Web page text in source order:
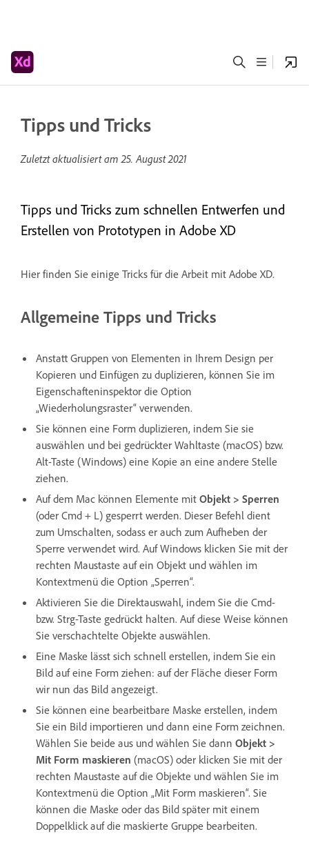
Tipps und Tricks
Zuletzt aktualisiert am25. August 2021
Tipps und Tricks zum schnellen Entwerfen und
Erstellen von Prototypen in Adobe XD
Hier finden Sie einige Tricks für die Arbeit mit Adobe XD.
Allgemeine Tipps und Tricks
Anstatt Gruppen von Elementen in Ihrem Design per
Kopieren und Einfügen zu duplizieren, können Sie im
Eigenschafteninspektor die Option
„Wiederholungsraster“ verwenden.
Sie können eine Form duplizieren, indem Sie sie
auswählen und bei gedrückter Wahltaste (macOS) bzw.
Alt-Taste (Windows) eine Kopie an eine andere Stelle
ziehen.
Auf dem Mac können Elemente mit Objekt > Sperren
(oder Cmd + L) gesperrt werden. Dieser Befehl dient
zum Umschalten, sodass er auch zum Aufheben der
Sperre verwendet wird. Auf Windows klicken Sie mit der
rechten Maustaste auf ein Objekt und wählen im
Kontextmenü die Option „Sperren“.
Aktivieren Sie die Direktauswahl, indem Sie die Cmd-
bzw. Strg-Taste gedrückt halten. Auf diese Weise können
Sie verschachtelte Objekte auswählen.
Eine Maske lässt sich schnell erstellen, indem Sie ein
Bild auf eine Form ziehen: auf der Fläche dieser Form
wir nun das Bild angezeigt.
Sie können eine bearbeitbare Maske erstellen, indem
Sie ein Bild importieren und dann eine Form zeichnen.
Wählen Sie beide aus und wählen Sie dann Objekt >
Mit Form maskieren (macOS) oder klicken Sie mit der
rechten Maustaste auf die Objekte und wählen Sie im
Kontextmenü die Option „Mit Form maskieren“. Sie
können die Maske oder das Bild später mit einem
Doppelklick auf die maskierte Gruppe bearbeiten.